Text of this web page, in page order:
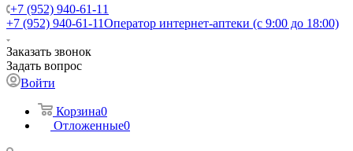
+7 (952) 940-61-11
+7 (952) 940-61-11Оператор интернет-аптеки (с 9:00 до 18:00)
Заказать звонок
Задать вопрос
Войти
Корзина0
Отложенные0